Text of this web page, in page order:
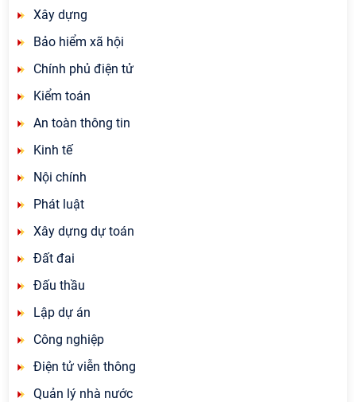
Xây dựng
Bảo hiểm xã hội
Chính phủ điện tử
Kiểm toán
An toàn thông tin
Kinh tế
Nội chính
Phát luật
Xây dựng dự toán
Đất đai
Đấu thầu
Lập dự án
Công nghiệp
Điện tử viễn thông
Quản lý nhà nước